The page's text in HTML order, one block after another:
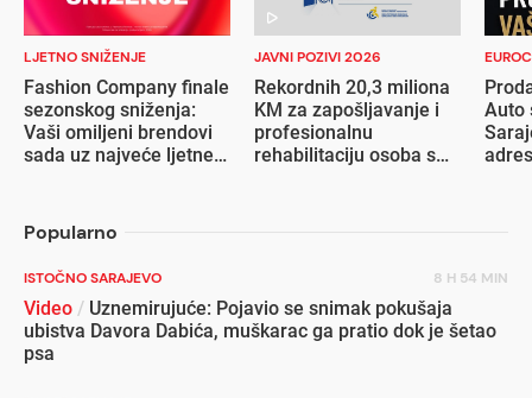
LJETNO SNIŽENJE
Fashion Company finale
sezonskog sniženja:
Vaši omiljeni brendovi
sada uz najveće ljetne
JAVNI POZIVI 2026
Rekordnih 20,3 miliona
KM za zapošljavanje i
profesionalnu
rehabilitaciju osoba s
Auto
Popularno
ISTOČNO SARAJEVO 8 H 54 MIN
Video / Uznemirujuće: Pojavio se snimak pokušaja
ubistva Davora Dabića, muškarac ga pratio dok je šetao
psa